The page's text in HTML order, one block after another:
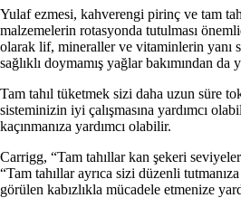
Yulaf ezmesi, kahverengi pirinç ve tam
malzemelerin rotasyonda tutulması
olarak lif, mineraller ve vitaminlerin yanı
sağlıklı doymamış yağlar bakımından da
Tam tahıl tüketmek sizi daha uzun süre
sisteminizin iyi çalışmasına yardımcı
kaçınmanıza yardımcı olabilir.
Carrigg, “Tam tahıllar kan şekeri
“Tam tahıllar ayrıca sizi düzenli
görülen kabızlıkla mücadele etmenize